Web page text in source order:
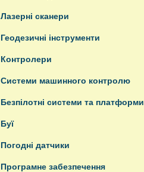
Лазерні сканери
Геодезичні інструменти
Контролери
Системи машинного контролю
Безпілотні системи та платформи
Буї
Погодні датчики
Програмне забезпечення